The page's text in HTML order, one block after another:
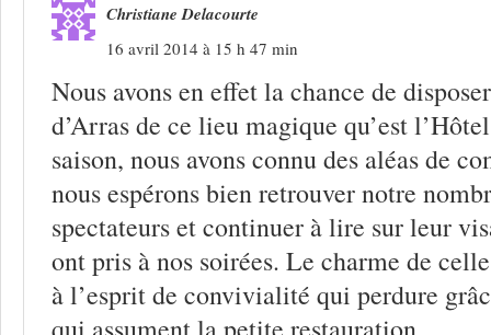
Christiane Delacourte
16 avril 2014 à 15 h 47 min
Nous avons en effet la chance de
d’Arras de ce lieu magique qu’est
saison, nous avons connu des aléas de
nous espérons bien retrouver notre
spectateurs et continuer à lire sur leur
ont pris à nos soirées. Le charme de
à l’esprit de convivialité qui perdure